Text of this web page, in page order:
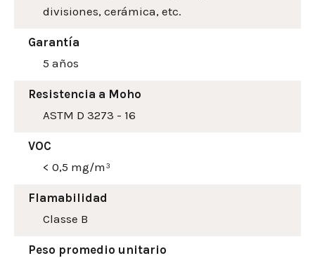
divisiones, cerámica, etc.
Garantía
5 años
Resistencia a Moho
ASTM D 3273 - 16
VOC
< 0,5 mg/m³
Flamabilidad
Classe B
Peso promedio unitario